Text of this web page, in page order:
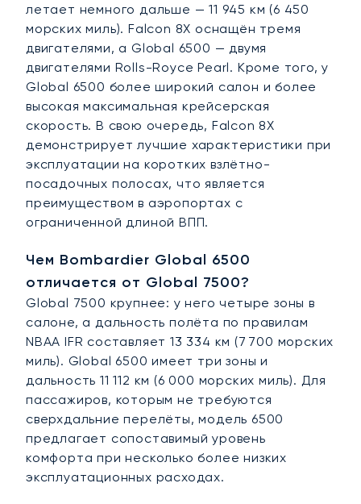
летает немного дальше — 11 945 км (6 450
морских миль). Falcon 8X оснащён тремя
двигателями, а Global 6500 — двумя
двигателями Rolls-Royce Pearl. Кроме того, у
Global 6500 более широкий салон и более
высокая максимальная крейсерская
скорость. В свою очередь, Falcon 8X
демонстрирует лучшие характеристики при
эксплуатации на коротких взлётно-
посадочных полосах, что является
преимуществом в аэропортах с
ограниченной длиной ВПП.
Чем Bombardier Global 6500
отличается от Global 7500?
Global 7500 крупнее: у него четыре зоны в
салоне, а дальность полёта по правилам
NBAA IFR составляет 13 334 км (7 700 морских
миль). Global 6500 имеет три зоны и
дальность 11 112 км (6 000 морских миль). Для
пассажиров, которым не требуются
сверхдальние перелёты, модель 6500
предлагает сопоставимый уровень
комфорта при несколько более низких
эксплуатационных расходах.